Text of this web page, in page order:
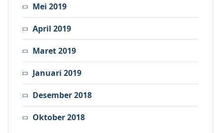
Mei 2019
April 2019
Maret 2019
Januari 2019
Desember 2018
Oktober 2018